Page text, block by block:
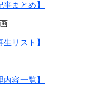
まとめ】
リスト】
容一覧】